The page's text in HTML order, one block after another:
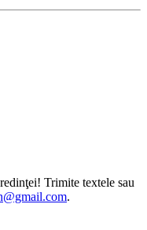
Trimite textele sau
.